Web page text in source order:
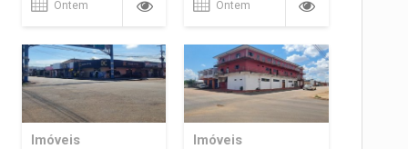
Ontem Ontem
Imóveis Imóveis